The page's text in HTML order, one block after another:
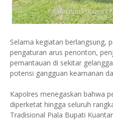
Selama kegiatan berlangsung,
pengaturan arus penonton,
pemantauan di sekitar
potensi gangguan keamanan
Kapolres menegaskan bahwa
diperketat hingga seluruh
Tradisional Piala Bupati